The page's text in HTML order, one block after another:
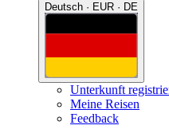
Deutsch · EUR · DE
Unterkunft
Meine Reisen
Feedback